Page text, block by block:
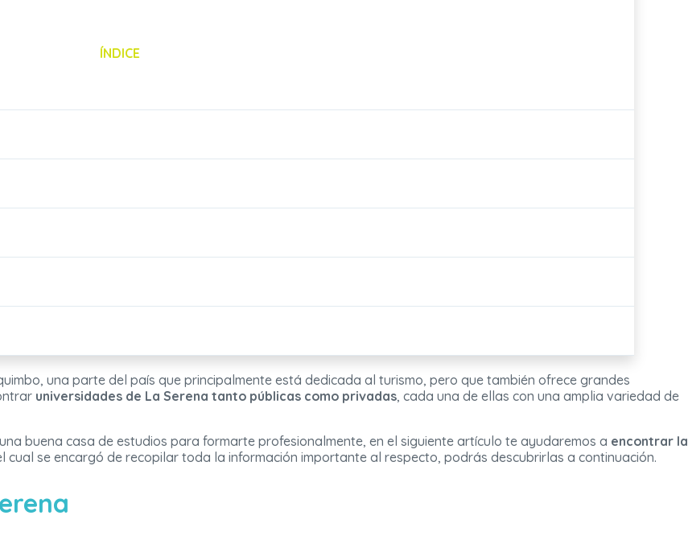
ÍNDICE
una parte del país que principalmente está dedicada al turismo, pero que también ofrece grandes
universidades de La Serena tanto públicas como privadas, cada una de ellas con una amplia variedad de
buena casa de estudios para formarte profesionalmente, en el siguiente artículo te ayudaremos a encontrar la
cual se encargó de recopilar toda la información importante al respecto, podrás descubrirlas a continuación.